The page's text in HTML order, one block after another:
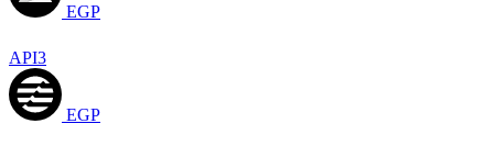
EGP
API3
EGP